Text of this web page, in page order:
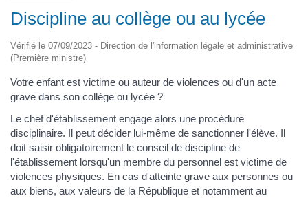
Discipline au collège ou au lycée
Vérifié le 07/09/2023 - Direction de l'information légale et administrative
(Première ministre)
Votre enfant est victime ou auteur de violences ou d'un acte
grave dans son collège ou lycée ?
Le chef d'établissement engage alors une procédure
disciplinaire. Il peut décider lui-même de sanctionner l'élève. Il
doit saisir obligatoirement le conseil de discipline de
l'établissement lorsqu'un membre du personnel est victime de
violences physiques. En cas d'atteinte grave aux personnes ou
aux biens, aux valeurs de la République et notamment au